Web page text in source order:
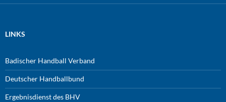
LINKS
Badischer Handball Verband
Deutscher Handballbund
Ergebnisdienst des BHV